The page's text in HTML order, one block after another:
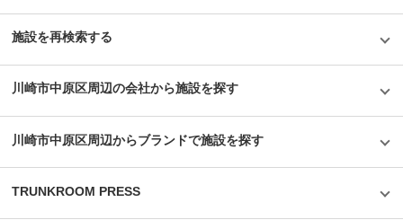
国内トップシェアを誇る企業だが、郊外にあることも多く、車を利用して自
いたいときに使える場所にあるという利点があり、女性が使いずらいという
イメージも安心のセキュリティやクリーンで清潔な部屋といった機能面でも
カバーしている。一度使ってみるとその便利さが気に入り、長く継続して使
施設を再検索する
川崎市中原区周辺の会社から施設を探す
川崎市中原区周辺からブランドで施設を探す
TRUNKROOM PRESS